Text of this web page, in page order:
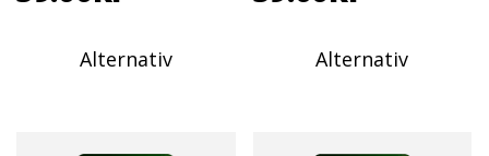
Alternativ Alternativ